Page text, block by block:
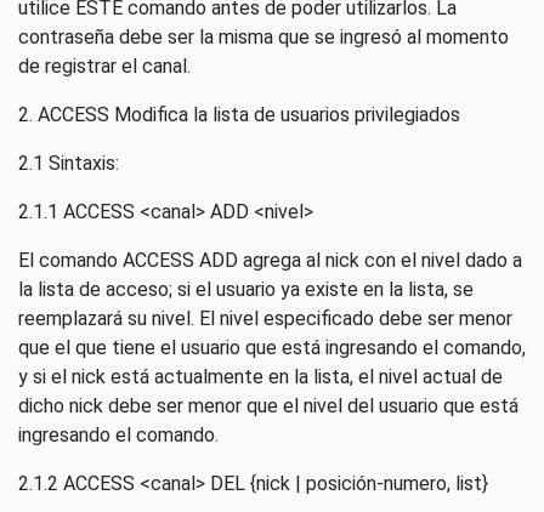
utilice ESTE comando antes de poder utilizarlos. La
contraseña debe ser la misma que se ingresó al momento
de registrar el canal.
2. ACCESS Modifica la lista de usuarios privilegiados
2.1 Sintaxis:
2.1.1 ACCESS <canal> ADD <nivel>
El comando ACCESS ADD agrega al nick con el nivel dado a
la lista de acceso; si el usuario ya existe en la lista, se
reemplazará su nivel. El nivel especificado debe ser menor
que el que tiene el usuario que está ingresando el comando,
y si el nick está actualmente en la lista, el nivel actual de
dicho nick debe ser menor que el nivel del usuario que está
ingresando el comando.
2.1.2 ACCESS <canal> DEL {nick | posición-numero, list}